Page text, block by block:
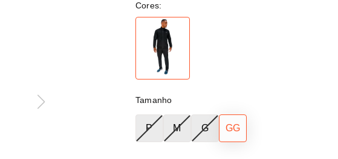
Cores:
Tamanho
P M G GG